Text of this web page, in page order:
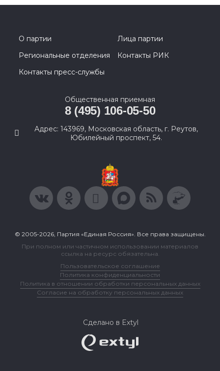
О партии
Лица партии
Региональные отделения
Контакты РИК
Контакты пресс-службы
Общественная приемная
8 (495) 106-05-50
Адрес: 143969, Московская область, г. Реутов,
Юбилейный проспект, 54.
© 2005-2026, Партия «Единая Россия». Все права защищены.
При полном или частичном использовании материалов
ссылка на ресурс обязательна.
Пользовательское соглашение
Политика конфиденциальности
Политика в отношении обработки персональных данных
Согласие на обработку персональных данных
Сделано в Extyl